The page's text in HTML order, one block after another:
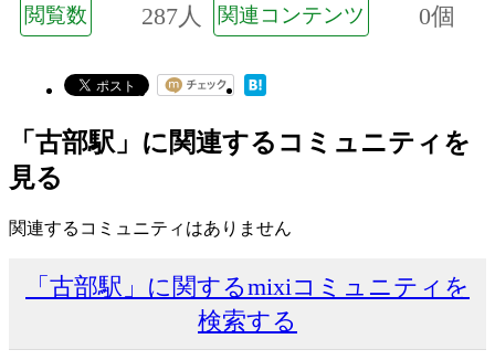
閲覧数 287人 関連コンテンツ 0個
「古部駅」に関連するコミュニティを
見る
関連するコミュニティはありません
「古部駅」に関するmixiコミュニティを
検索する